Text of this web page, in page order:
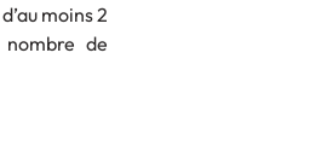
moins 2
de